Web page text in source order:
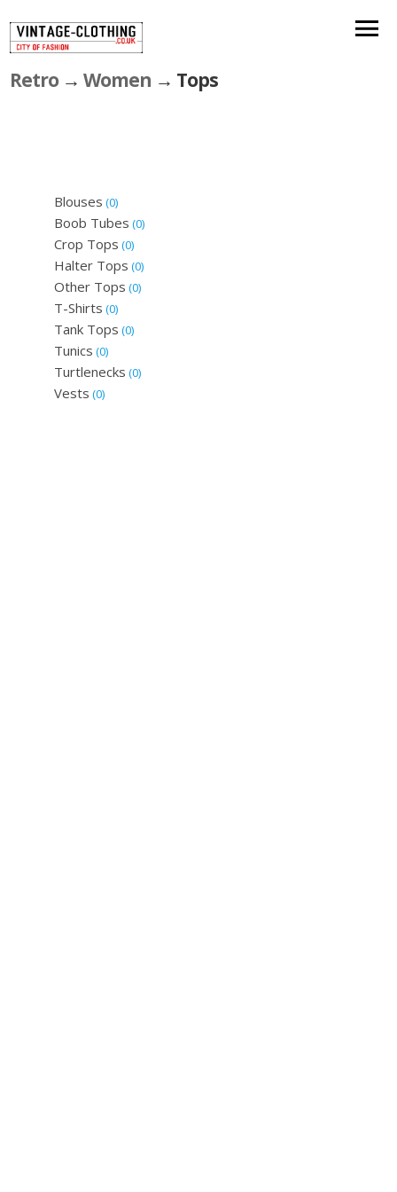
Retro →Women → Tops
Blouses (0)
Boob Tubes (0)
Crop Tops (0)
Halter Tops (0)
Other Tops (0)
T-Shirts (0)
Tank Tops (0)
Tunics (0)
Turtlenecks (0)
Vests (0)